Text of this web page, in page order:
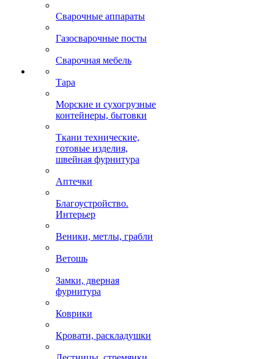
Сварочные аппараты
Газосварочные посты
Сварочная мебель
Тара
Морские и сухогрузные
контейнеры, бытовки
Ткани технические,
готовые изделия,
швейная фурнитура
Аптечки
Благоустройство.
Интерьер
Веники, метлы, грабли
Ветошь
Замки, дверная
фурнитура
Коврики
Кровати, раскладушки